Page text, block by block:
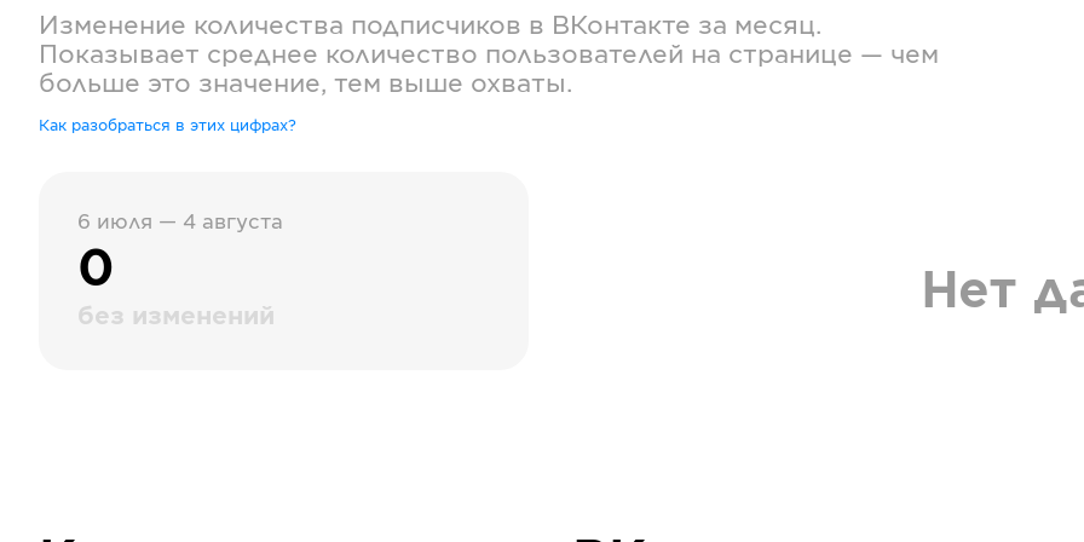
Изменение количества подписчиков в ВКонтакте за месяц.
Показывает среднее количество пользователей на странице — чем
больше это значение, тем выше охваты.
Как разобраться в этих цифрах?
6 июля — 4 августа
0
без изменений Нет